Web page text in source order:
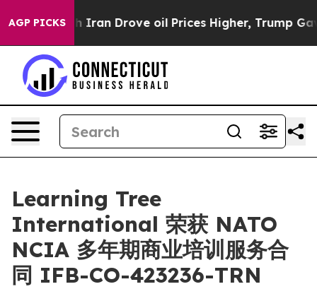
AGP PICKS
war With Iran Drove oil Prices Higher, Trump Gave
Learning Tree
International 荣获 NATO
NCIA 多年期商业培训服务合
同 IFB-CO-423236-TRN